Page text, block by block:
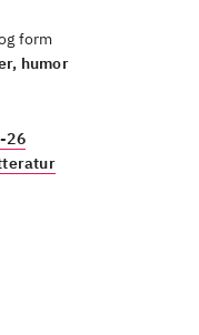
form
humor
26